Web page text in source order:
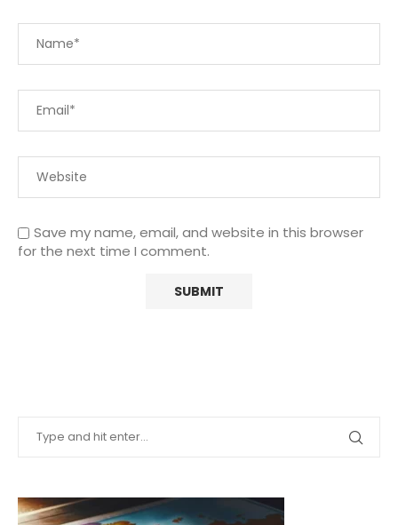
Save my name, email, and website in this browser
for the next time I comment.